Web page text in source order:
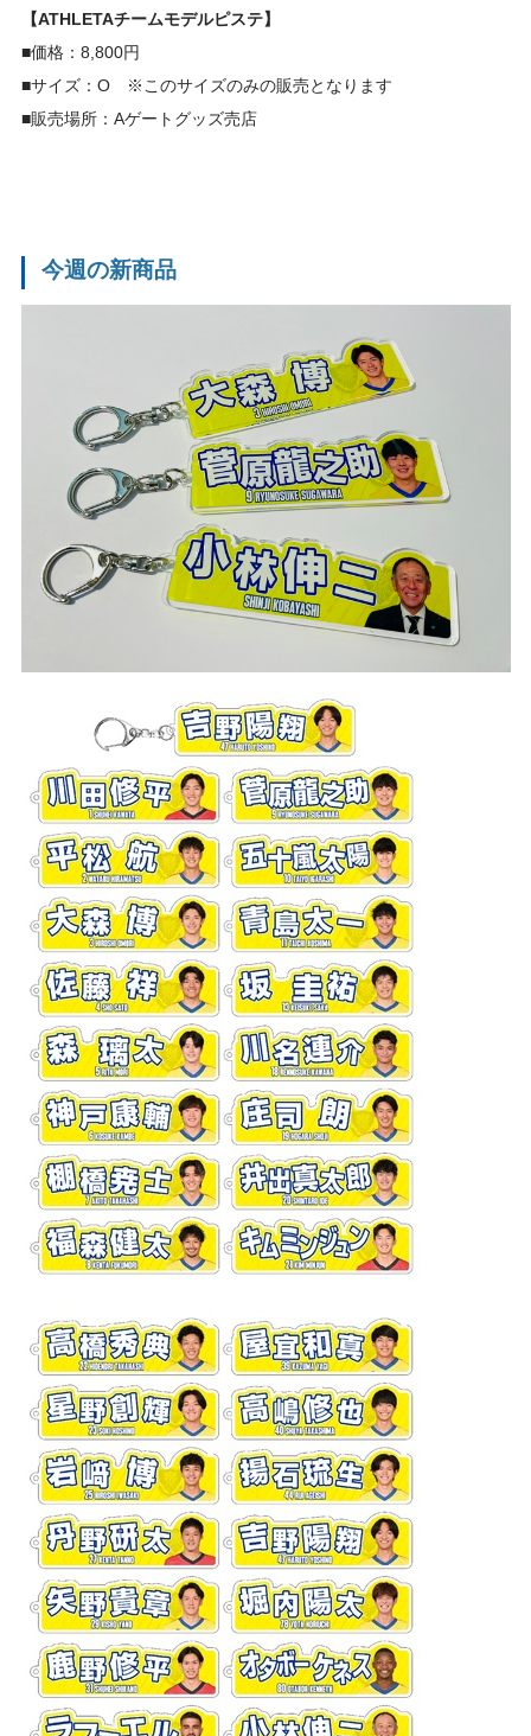
【ATHLETAチームモデルピステ】
■価格：8,800円
■サイズ：O ※このサイズのみの販売となります
■販売場所：Aゲートグッズ売店
今週の新商品